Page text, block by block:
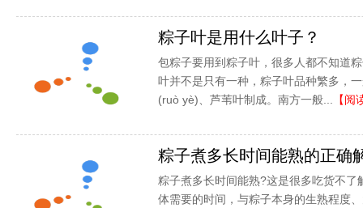
粽子叶是用什么叶子？
包粽子要用到粽子叶，很多人都不知道
叶并不是只有一种，粽子叶品种繁多，
(ruò yè)、芦苇叶制成。南方一般...
【阅
粽子煮多长时间能熟的正确
粽子煮多长时间能熟?这是很多吃货不了
体需要的时间，与粽子本身的生熟程度